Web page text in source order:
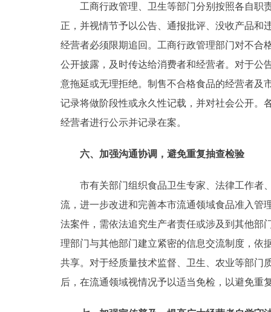
工商行政管理、卫生等部门分别按照各自职责
正，并视情节予以公告、通报批评、没收产品和
经营者必须限期追回。工商行政管理部门对不合
公开披露，及时传达给消费者和经营者。对于公
意拖延或无理拒绝。制售不合格食品的经营者及
记录将做阶段性或永久性记载，并对社会公开。
经营者进行公示并记录在案。
六、加强沟通协调，避免重复抽查检验
市有关部门组织食品卫生专家、法律工作者、
流，进一步改进和完善本市流通领域食品准入管
法案件，需依法追究生产者责任或涉及到其他部
理部门与其他部门建立紧密的信息交流制度，依
共享。对于经质量技术监督、卫生、农业等部门
后，在流通领域视情况予以适当免检，以避免重